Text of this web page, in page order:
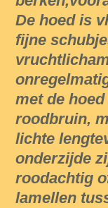
De hoed is
fijne
met de
roodbruin,
lichte
onderzijde
roodachtig
lamellen